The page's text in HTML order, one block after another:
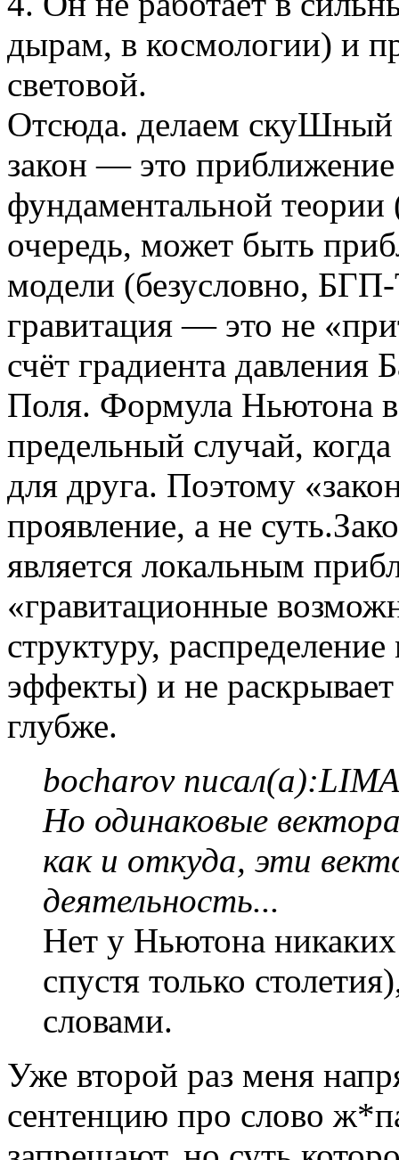
дырам, в космологии) и
световой.
Отсюда. делаем скуШный
закон — это
фундаментальной
очередь, может быть
модели (безусловно,
гравитация — это не
счёт градиента давления
Поля. Формула Ньютона в
предельный случай,
для друга. Поэтому
проявление, а не
является локальным
«гравитационные
структуру,
эффекты) и не
глубже.
bocharov писал(а):
Но одинаковые
как и откуда, эти
деятельность...
Нет у Ньютона никаких
спустя только
словами.
Уже второй раз меня
сентенцию про слово